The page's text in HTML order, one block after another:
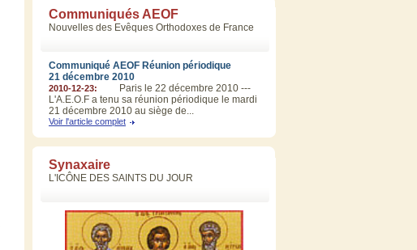
Communiqués AEOF
Nouvelles des Evêques Orthodoxes de France
Communiqué AEOF Réunion périodique
21 décembre 2010
2010-12-23:
Paris le 22 décembre 2010 ---
L'A.E.O.F a tenu sa réunion périodique le mardi
21 décembre 2010 au siège de...
Voir l'article complet
Synaxaire
L'ICÔNE DES SAINTS DU JOUR